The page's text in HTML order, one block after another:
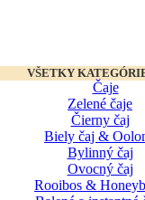
VŠETKY
Čaje
Zelené čaje
Čierny čaj
Biely čaj &
Bylinný čaj
Ovocný čaj
Rooibos &